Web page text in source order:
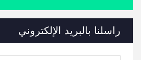
راسلنا بالبريد الإلكتروني